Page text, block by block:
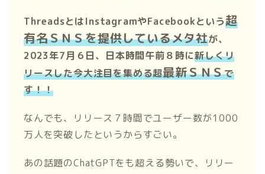
ThreadsとはInstagramやFacebookという超
有名ＳＮＳを提供しているメタ社が、
2023年7月６日、日本時間午前８時に新しくリ
リースした今大注目を集める超最新ＳＮＳで
す！！
なんでも、リリース７時間でユーザー数が1000
万人を突破したというからすごい。
あの話題のChatGPTをも超える勢いで、リリー